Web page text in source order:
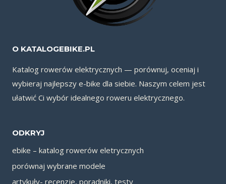
O KATALOGEBIKE.PL
Katalog rowerów elektrycznych — porównuj, oceniaj i
wybieraj najlepszy e-bike dla siebie. Naszym celem jest
ułatwić Ci wybór idealnego roweru elektrycznego.
ODKRYJ
ebike – katalog rowerów eletrycznych
porównaj wybrane modele
artykuły- recenzje, poradniki, testy